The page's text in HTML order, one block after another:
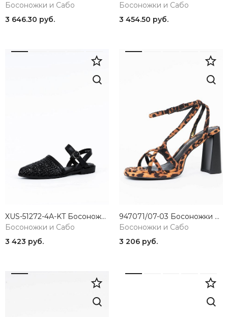
Босоножки и Сабо
3 646.30 руб.
Босоножки и Сабо
3 454.50 руб.
XUS-51272-4A-KT Босоножки женские черный Madella
Босоножки и Сабо
3 423 руб.
947071/07-03 Босоножки женские BETSY
Босоножки и Сабо
3 206 руб.